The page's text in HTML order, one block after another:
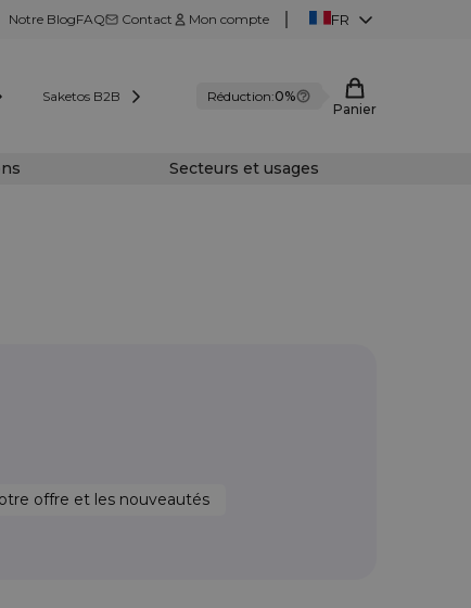
Notre BlogFAQ Contact Mon compte FR
Saketos B2B Réduction:0%
Panier
Secteurs et usages
offre et les nouveautés